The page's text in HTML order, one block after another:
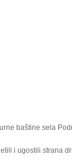
baštine sela
i ugostili strana